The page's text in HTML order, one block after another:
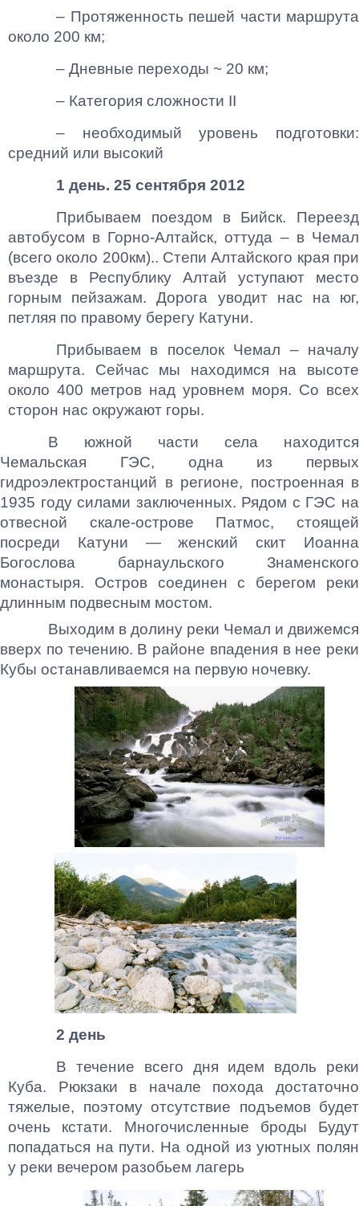
– Протяженность пешей части маршрута
около 200 км;
– Дневные переходы ~ 20 км;
– Категория сложности II
– необходимый уровень подготовки:
средний или высокий
1 день. 25 сентября 2012
Прибываем поездом в Бийск. Переезд
автобусом в Горно-Алтайск, оттуда – в Чемал
(всего около 200км).. Степи Алтайского края при
въезде в Республику Алтай уступают место
горным пейзажам. Дорога уводит нас на юг,
петляя по правому берегу Катуни.
Прибываем в поселок Чемал – началу
маршрута. Сейчас мы находимся на высоте
около 400 метров над уровнем моря. Со всех
сторон нас окружают горы.
В южной части села находится
Чемальская ГЭС, одна из первых
гидроэлектростанций в регионе, построенная в
1935 году силами заключенных. Рядом с ГЭС на
отвесной скале-острове Патмос, стоящей
посреди Катуни — женский скит Иоанна
Богослова барнаульского Знаменского
монастыря. Остров соединен с берегом реки
длинным подвесным мостом.
Выходим в долину реки Чемал и движемся
вверх по течению. В районе впадения в нее реки
Кубы останавливаемся на первую ночевку.
2 день
В течение всего дня идем вдоль реки
Куба. Рюкзаки в начале похода достаточно
тяжелые, поэтому отсутствие подъемов будет
очень кстати. Многочисленные броды Будут
попадаться на пути. На одной из уютных полян
у реки вечером разобьем лагерь